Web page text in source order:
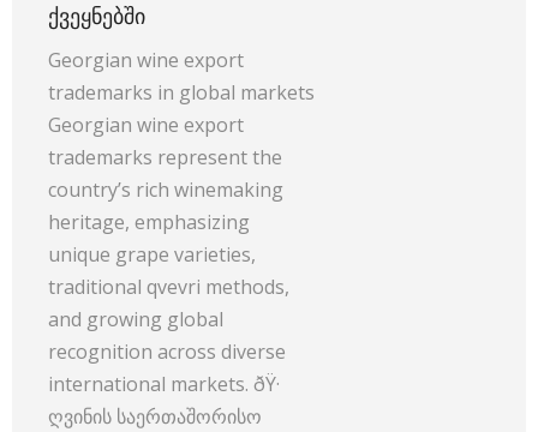
ᲥᲕᲔᲧᲜᲔᲑᲨᲘ
Georgian wine export
trademarks in global markets
Georgian wine export
trademarks represent the
country’s rich winemaking
heritage, emphasizing
unique grape varieties,
traditional qvevri methods,
and growing global
recognition across diverse
international markets. ðŸ·
ღვინის საერთაშორისო